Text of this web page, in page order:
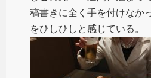
稿書きに全く手を付けなか
をひしひしと感じている。